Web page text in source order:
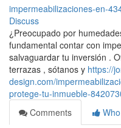
impermeabilizaciones-en-
Discuss
¿Preocupado por
fundamental contar con
salvaguardar tu inversión .
terrazas , sótanos y https://
design.com/
protege-tu-inmueble-
Comments